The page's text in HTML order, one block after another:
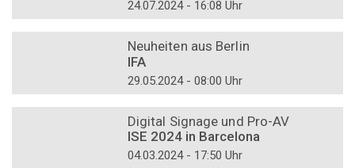
24.07.2024 - 16:08 Uhr
Neuheiten aus Berlin
IFA
29.05.2024 - 08:00 Uhr
Digital Signage und Pro-AV
ISE 2024 in Barcelona
04.03.2024 - 17:50 Uhr